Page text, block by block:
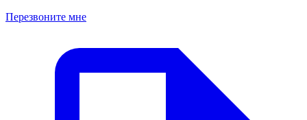
Перезвоните мне